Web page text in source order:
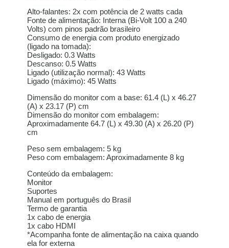
Alto-falantes: 2x com potência de 2 watts cada
Fonte de alimentação: Interna (Bi-Volt 100 a 240
Volts) com pinos padrão brasileiro
Consumo de energia com produto energizado
(ligado na tomada):
Desligado: 0.3 Watts
Descanso: 0.5 Watts
Ligado (utilização normal): 43 Watts
Ligado (máximo): 45 Watts
Dimensão do monitor com a base: 61.4 (L) x 46.27
(A) x 23.17 (P) cm
Dimensão do monitor com embalagem:
Aproximadamente 64.7 (L) x 49.30 (A) x 26.20 (P)
cm
Peso sem embalagem: 5 kg
Peso com embalagem: Aproximadamente 8 kg
Conteúdo da embalagem:
Monitor
Suportes
Manual em português do Brasil
Termo de garantia
1x cabo de energia
1x cabo HDMI
*Acompanha fonte de alimentação na caixa quando
ela for externa